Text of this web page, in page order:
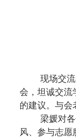
现场交
会，坦诚交流
的建议。与会
梁媛对
风、参与志